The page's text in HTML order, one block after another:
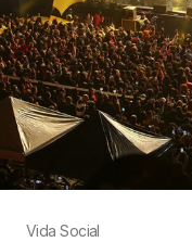
Vida Social